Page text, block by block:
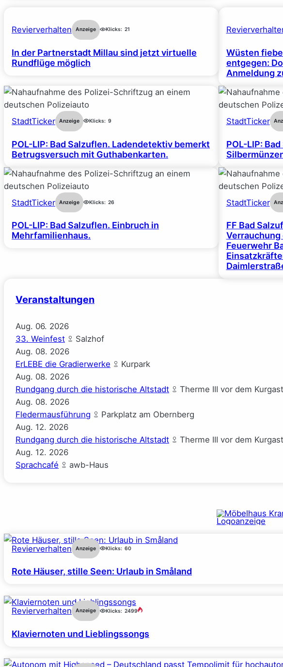
Revierverhalten Anzeige Klicks: 21
In der Partnerstadt Millau sind jetzt virtuelle
Rundflüge möglich
Wüsten
entgegen:
Anmeldung
StadtTicker Anzeige Klicks: 9
POL-LIP: Bad Salzuflen. Ladendetektiv bemerkt
Betrugsversuch mit Guthabenkarten.
StadtTicker
POL-LIP:
StadtTicker Anzeige Klicks: 26
POL-LIP: Bad Salzuflen. Einbruch in
Mehrfamilienhaus.
StadtTicker
FF Bad
Feuerwehr
Veranstaltungen
Aug. 06. 2026
33. Weinfest
Salzhof
Aug. 08. 2026
ErLEBE die Gradierwerke
Kurpark
Aug. 08. 2026
Rundgang durch die historische Altstadt
Therme III vor dem
Aug. 08. 2026
Fledermausführung
Parkplatz am Obernberg
Aug. 12. 2026
Rundgang durch die historische Altstadt
Therme III vor dem
Aug. 12. 2026
Sprachcafé
awb-Haus
Revierverhalten Anzeige Klicks: 60
Rote Häuser, stille Seen: Urlaub in Småland
Revierverhalten Anzeige Klicks: 2499
Klaviernoten und Lieblingssongs